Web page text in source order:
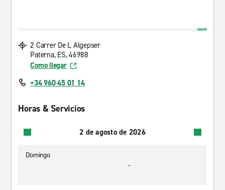
2 Carrer De L Algepser
Paterna, ES, 46988
Como llegar
+34 960 45 01 14
Horas & Servicios
2 de agosto de 2026
Domingo
-